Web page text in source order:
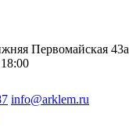
Первомайская 43а
info@arklem.ru